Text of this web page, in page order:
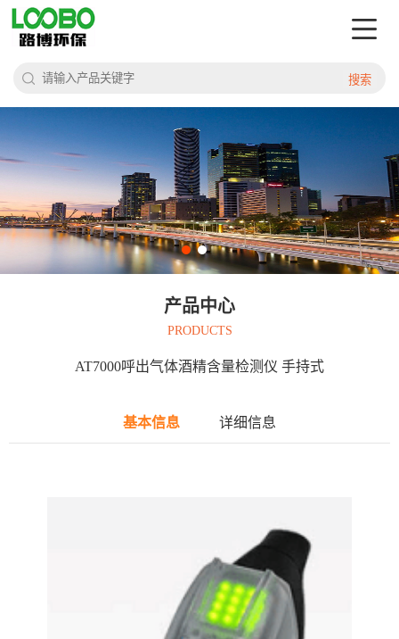
搜索
产品中心
PRODUCTS
AT7000呼出气体酒精含量检测仪 手持式
基本信息 详细信息